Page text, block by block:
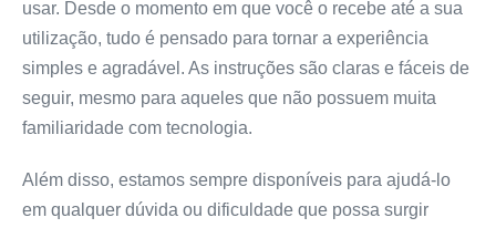
usar. Desde o momento em que você o recebe até a sua
utilização, tudo é pensado para tornar a experiência
simples e agradável. As instruções são claras e fáceis de
seguir, mesmo para aqueles que não possuem muita
familiaridade com tecnologia.
Além disso, estamos sempre disponíveis para ajudá-lo
em qualquer dúvida ou dificuldade que possa surgir